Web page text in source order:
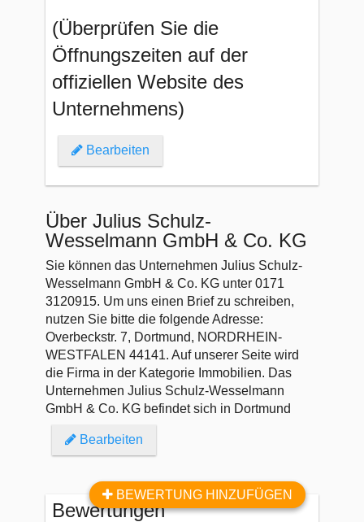
(Überprüfen Sie die
Öffnungszeiten auf der
offiziellen Website des
Unternehmens)
Bearbeiten
Über Julius Schulz-
Wesselmann GmbH & Co. KG
Sie können das Unternehmen Julius Schulz-
Wesselmann GmbH & Co. KG unter 0171
3120915. Um uns einen Brief zu schreiben,
nutzen Sie bitte die folgende Adresse:
Overbeckstr. 7, Dortmund, NORDRHEIN-
WESTFALEN 44141. Auf unserer Seite wird
die Firma in der Kategorie Immobilien. Das
Unternehmen Julius Schulz-Wesselmann
GmbH & Co. KG befindet sich in Dortmund
Bearbeiten
BEWERTUNG HINZUFÜGEN
Bewertungen